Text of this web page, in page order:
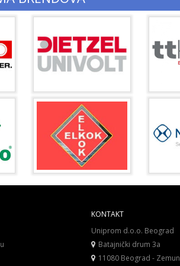
KONTAKT
Uniprom d.o.o. Beograd
Batajnički drum 3a
11080 Beograd - Zemun